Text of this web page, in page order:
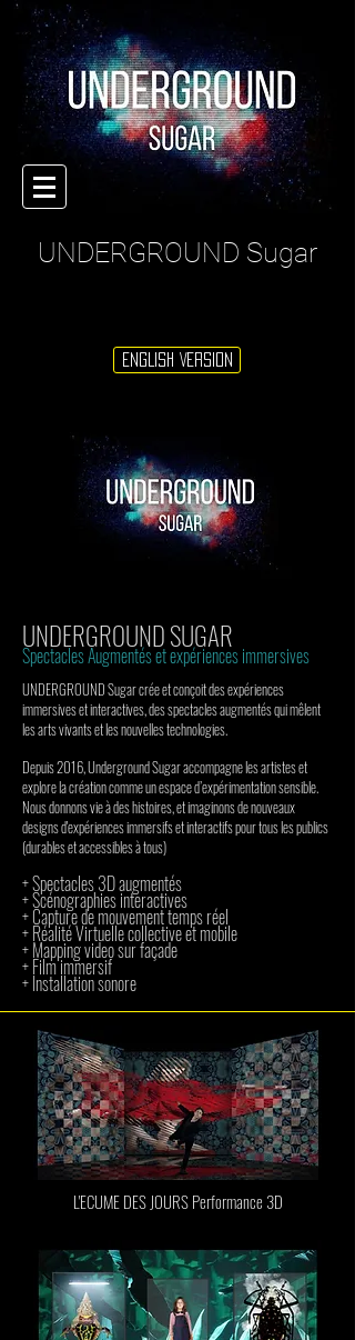
UNDERGROUND Sugar
ENGLISH VERSION
UNDERGROUND SUGAR
Spectacles Augmentés et expériences immersives
UNDERGROUND Sugar crée et conçoit des expériences
immersives et interactives, des spectacles augmentés qui mêlent
les arts vivants et les nouvelles technologies.
Depuis 2016, Underground Sugar accompagne les artistes et
explore la création comme un espace d’expérimentation sensible.
Nous donnons vie à des histoires, et imaginons de nouveaux
designs d'expériences immersifs et interactifs pour tous les publics
(durables et accessibles à tous)
+ Spectacles 3D augmentés
+ Scénographies interactives
+ Capture de mouvement temps réel
+ Réalité Virtuelle collective et mobile
+ Mapping video sur façade
+ Film immersif
+ Installation sonore
L'ECUME DES JOURS Performance 3D